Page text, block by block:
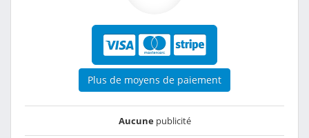
Plus de moyens de paiement
Aucunepublicité